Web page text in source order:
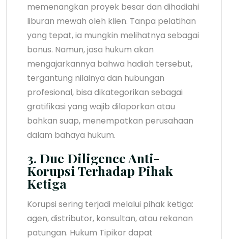
memenangkan proyek besar dan dihadiahi
liburan mewah oleh klien. Tanpa pelatihan
yang tepat, ia mungkin melihatnya sebagai
bonus. Namun, jasa hukum akan
mengajarkannya bahwa hadiah tersebut,
tergantung nilainya dan hubungan
profesional, bisa dikategorikan sebagai
gratifikasi yang wajib dilaporkan atau
bahkan suap, menempatkan perusahaan
dalam bahaya hukum.
3. Due Diligence Anti-
Korupsi Terhadap Pihak
Ketiga
Korupsi sering terjadi melalui pihak ketiga:
agen, distributor, konsultan, atau rekanan
patungan. Hukum Tipikor dapat